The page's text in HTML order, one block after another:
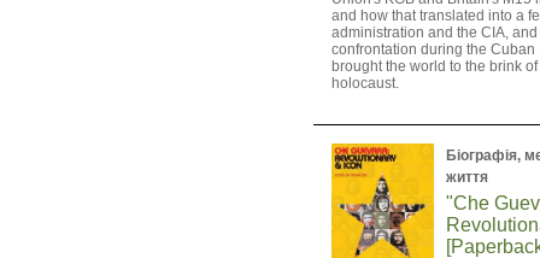
and how that translated into a
administration and the CIA,
confrontation during the Cuban
brought the world to the brink
holocaust.
Біографія,
життя
"Che